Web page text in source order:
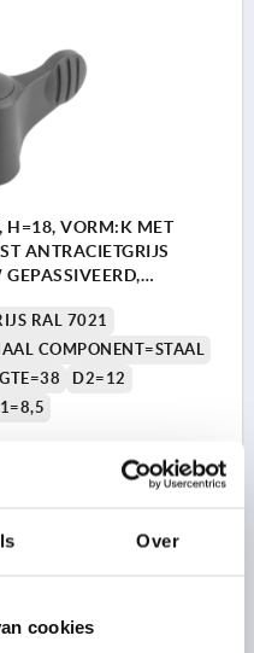
Over
cookies
H=18, VORM:K MET
ANTRACIETGRIJS
RAL 7021
COMPONENT=STAAL
D2=12